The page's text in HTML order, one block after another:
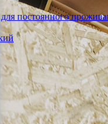
постоянного